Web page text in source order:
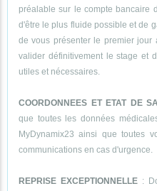
préalable sur le compte bancaire
d'être le plus fluide possible et de
de vous présenter le premier jour
valider définitivement le stage et
utiles et nécessaires.
COORDONNEES ET ETAT DE
que toutes les données
MyDynamix23 ainsi que toutes
communications en cas d'urgence.
REPRISE EXCEPTIONNELLE :